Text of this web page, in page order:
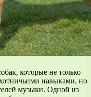
которые не только
навыками, но
музыки. Одной из